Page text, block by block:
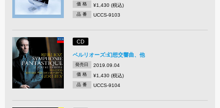
価 格 ¥1,430 (税込)
品 番 UCCS-9103
CD
ベルリオーズ:幻想交響曲、他
発売日 2019.09.04
価 格 ¥1,430 (税込)
品 番 UCCS-9104